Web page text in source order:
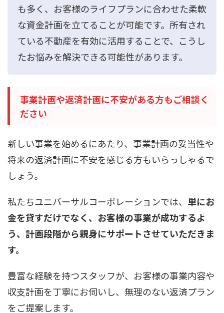
も多く、お客様のライフプランに合わせた柔軟
な資金計画を立てることが可能です。所有され
ている不動産を有効に活用することで、こうし
たお悩みを解決できる可能性があります。
事業計画や返済計画に不安がある方もご相談く
ださい
新しい事業を始めるにあたり、事業計画の妥当性や
将来の返済計画に不安を感じる方もいらっしゃるで
しょう。
私たちユニバーサルコーポレーションでは、 単にお
金を貸すだけでなく、お客様の事業が成功するよ
う、計画段階から親身にサポートさせていただきま
す。
豊富な経験を持つスタッフが、お客様の事業内容や
収支計画を丁寧にお伺いし、無理のない返済プラン
をご提案します。